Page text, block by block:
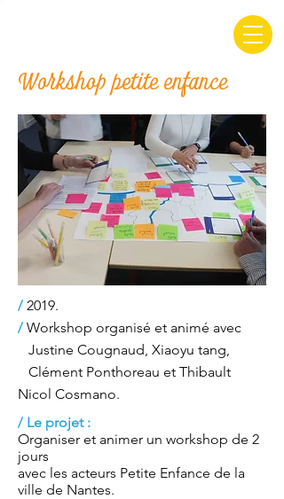
Workshop petite enfance
/ 2019.
/ Workshop organisé et animé avec
Justine Cougnaud, Xiaoyu tang,
Clément Ponthoreau et Thibault
Nicol Cosmano.
/ Le projet :
Organiser et animer un workshop de 2
jours
avec les acteurs Petite Enfance de la
ville de Nantes.